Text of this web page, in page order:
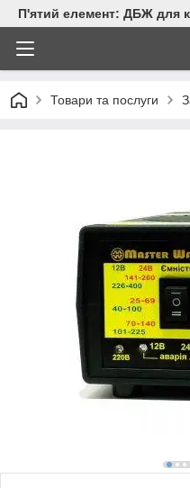
П'ятий елемент: ДБЖ для
Товари та послуги